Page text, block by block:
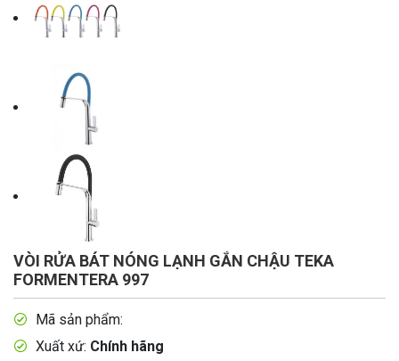
VÒI RỬA BÁT NÓNG LẠNH GẮN CHẬU TEKA
FORMENTERA 997
Mã sản phẩm:
Xuất xứ: Chính hãng